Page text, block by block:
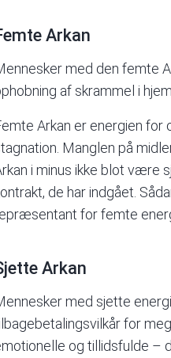
Arkan
med den femte
af skrammel i
Arkan er energien for
Manglen på
i minus ikke blot være
de har indgået.
for femte
Arkan
med sjette energi
for
og tillidsfulde –